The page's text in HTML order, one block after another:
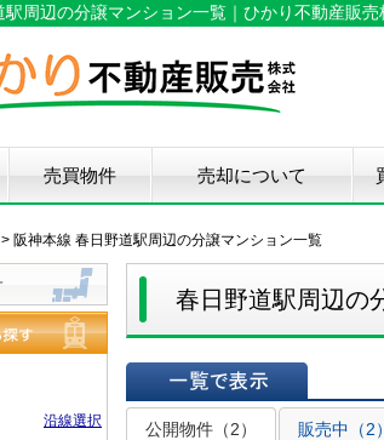
駅周辺の分譲マンション一覧｜ひかり不動産販売
売買物件
新築戸建て
中古戸建て
マンション
土地
売却について
仲介手数料50%OFF
物件無料査定
中古住宅瑕疵保証
住宅設備検査保証
リペア・メンテナンス
ハウスクリーニング
不用品撤去サービス
> 阪神本線 春日野道駅周辺の分譲マンション一覧
沿線選択
春日野道駅周辺の
一覧で表示
公開物件（2）
販売中（2）